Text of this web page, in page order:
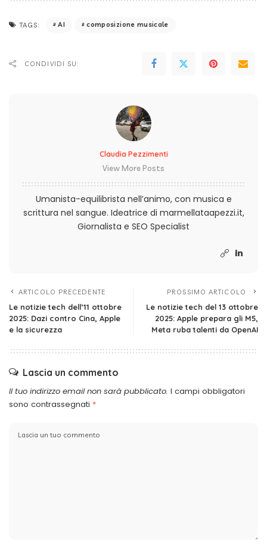
TAGS: AI composizione musicale
CONDIVIDI SU:
Claudia Pezzimenti
View More Posts
Umanista-equilibrista nell’animo, con musica e
scrittura nel sangue. Ideatrice di marmellataapezzi.it,
Giornalista e SEO Specialist
ARTICOLO PRECEDENTE
Le notizie tech dell’11 ottobre
2025: Dazi contro Cina, Apple
e la sicurezza
PROSSIMO ARTICOLO
Le notizie tech del 13 ottobre
2025: Apple prepara gli M5,
Meta ruba talenti da OpenAI
Lascia un commento
Il tuo indirizzo email non sarà pubblicato. I campi obbligatori
sono contrassegnati *